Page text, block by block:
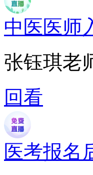
中医医师
张钰琪
回看
医考报名